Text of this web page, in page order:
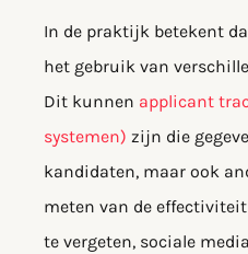
In de praktijk betekent
het gebruik van
Dit kunnen applicant
systemen) zijn die
kandidaten, maar ook
meten van de
te vergeten, sociale